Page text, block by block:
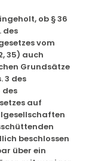
ob § 36
des
vom
35) auch
Grundsätze
3 des
des
auf
beschlossen
über ein